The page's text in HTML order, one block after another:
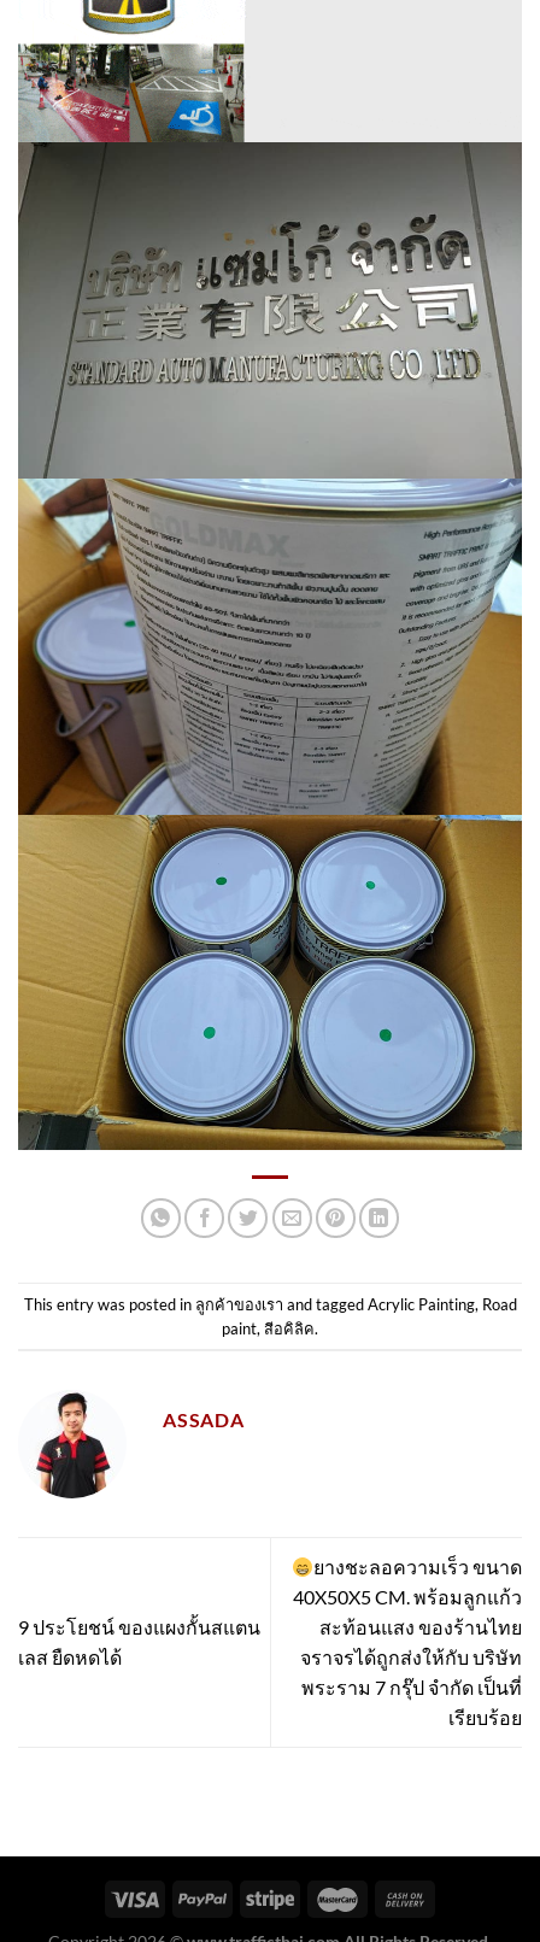
This entry was posted in ลูกค้าของเรา and taggedAcrylic Painting, Road
paint, สีอคิลิค.
ASSADA
9 ประโยชน์ ของแผงกั้นสแตน
เลส ยืดหดได้
ยางชะลอความเร็ว ขนาด
40X50X5 CM. พร้อมลูกแก้ว
สะท้อนแสง ของร้านไทย
จราจรได้ถูกส่งให้กับ บริษัท
พระราม 7 กรุ๊ป จำกัด เป็นที่
เรียบร้อย